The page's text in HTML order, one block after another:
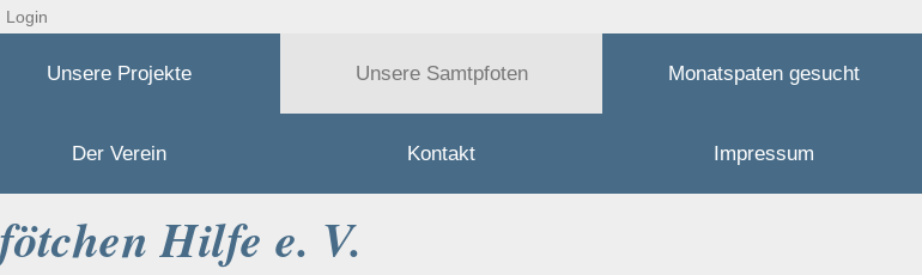
Login
Unsere Projekte Unsere Samtpfoten Monatspaten gesucht
Der Verein Kontakt Impressum
Hilfe e. V.